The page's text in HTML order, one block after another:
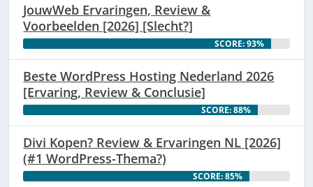
JouwWeb Ervaringen, Review &
Voorbeelden [2026] [Slecht?]
SCORE: 93%
Beste WordPress Hosting Nederland 2026
[Ervaring, Review & Conclusie]
SCORE: 88%
Divi Kopen? Review & Ervaringen NL [2026]
(#1 WordPress-Thema?)
SCORE: 85%